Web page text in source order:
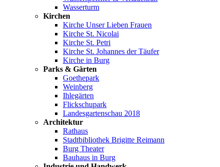
Wasserturm
Kirchen
Kirche Unser Lieben Frauen
Kirche St. Nicolai
Kirche St. Petri
Kirche St. Johannes der Täufer
Kirche in Burg
Parks & Gärten
Goethepark
Weinberg
Ihlegärten
Flickschupark
Landesgartenschau 2018
Architektur
Rathaus
Stadtbibliothek Brigitte Reimann
Burg Theater
Bauhaus in Burg